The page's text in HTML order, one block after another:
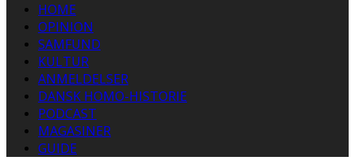
HOME
OPINION
SAMFUND
KULTUR
ANMELDELSER
DANSK HOMO-HISTORIE
PODCAST
MAGASINER
GUIDE